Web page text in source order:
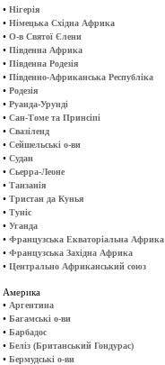
• Нігерія
• Німецька Східна Африка
• О-в Святої Єлени
• Південна Африка
• Південна Родезія
• Південно-Африканська Республіка
• Родезія
• Руанда-Урунді
• Сан-Томе та Принсіпі
• Свазіленд
• Сейшельські о-ви
• Судан
• Сьерра-Леоне
• Танзанія
• Тристан да Кунья
• Туніс
• Уганда
• Французська Екваторіальна Африка
• Французська Західна Африка
• Центрально Африканський союз
Америка
• Аргентина
• Багамські о-ви
• Барбадос
• Беліз (Британський Гондурас)
• Бермудські о-ви